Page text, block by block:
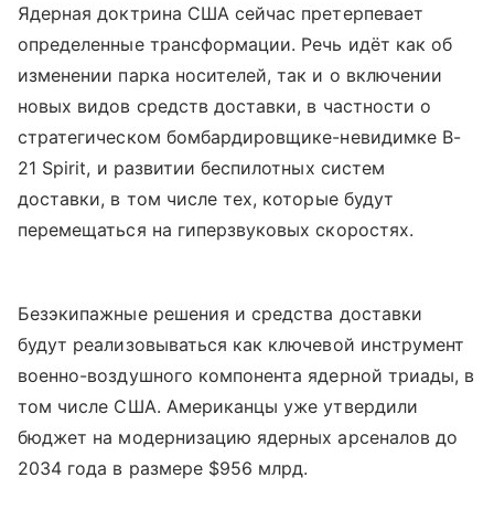
Ядерная доктрина США сейчас претерпевает
определенные трансформации. Речь идёт как об
изменении парка носителей, так и о включении
новых видов средств доставки, в частности о
стратегическом бомбардировщике-невидимке B-
21 Spirit, и развитии беспилотных систем
доставки, в том числе тех, которые будут
перемещаться на гиперзвуковых скоростях.
Безэкипажные решения и средства доставки
будут реализовываться как ключевой инструмент
военно-воздушного компонента ядерной триады, в
том числе США. Американцы уже утвердили
бюджет на модернизацию ядерных арсеналов до
2034 года в размере $956 млрд.